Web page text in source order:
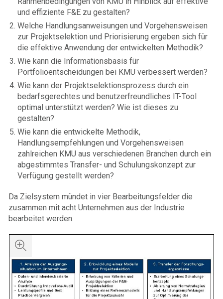
und effiziente F&E zu gestalten?
Welche Handlungsanweisungen und Vorgehensweisen
zur Projektselektion und Priorisierung ergeben sich für
die effektive Anwendung der entwickelten Methodik?
Wie kann die Informationsbasis für
Portfolioentscheidungen bei KMU verbessert werden?
Wie kann der Projektselektionsprozess durch ein
bedarfsgerechtes und benutzerfreundliches IT-Tool
optimal unterstützt werden? Wie ist dieses zu
gestalten?
Wie kann die entwickelte Methodik,
Handlungsempfehlungen und Vorgehensweisen
zahlreichen KMU aus verschiedenen Branchen durch ein
abgestimmtes Transfer- und Schulungskonzept zur
Verfügung gestellt werden?
Da Zielsystem mündet in vier Bearbeitungsfelder die
zusammen mit acht Unternehmen aus der Industrie
bearbeitet werden.